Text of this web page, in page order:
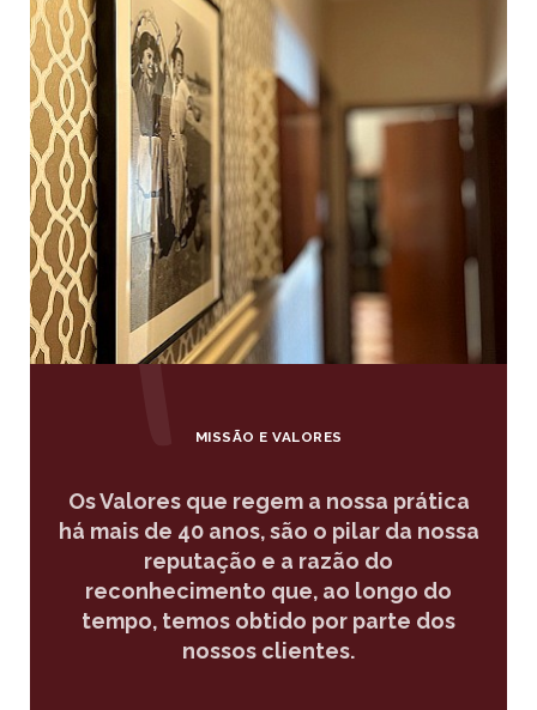
MISSÃO E VALORES
Os Valores que regem a nossa prática
há mais de 40 anos, são o pilar da nossa
reputação e a razão do
reconhecimento que, ao longo do
tempo, temos obtido por parte dos
nossos clientes.